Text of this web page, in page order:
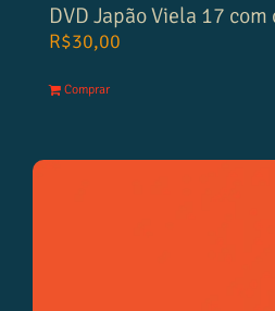
DVD Japão Viela 17
R$30,00
Comprar